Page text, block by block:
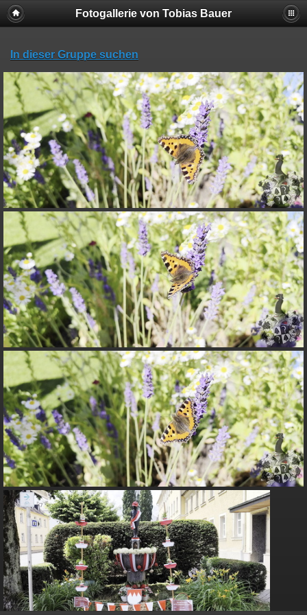
Fotogallerie von Tobias Bauer
In dieser Gruppe suchen